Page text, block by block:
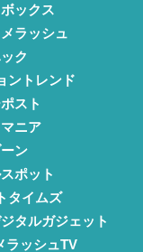
ックス
ラッシュ
ク
ントレンド
スト
ニア
ン
ポット
タイムズ
タルガジェット
ラッシュTV